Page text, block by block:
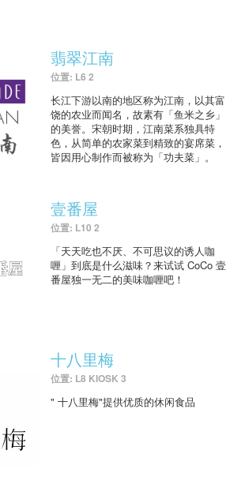
翡翠江南
位置: L6 2
长江下游以南的地区称为江南，以其富
饶的农业而闻名，故素有「鱼米之乡」
的美誉。宋朝时期，江南菜系独具特
色，从简单的农家菜到精致的宴席菜，
皆因用心制作而被称为「功夫菜」。
壹番屋
位置: L10 2
「天天吃也不厌、不可思议的诱人咖
喱」到底是什么滋味？来试试 CoCo 壹
番屋独一无二的美味咖喱吧！
十八里梅
位置: L8 KIOSK 3
" 十八里梅"提供优质的休闲食品